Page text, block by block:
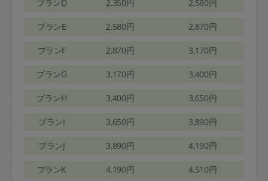
プランD 2,350円 2,580円
プランE 2,580円 2,870円
プランF 2,870円 3,170円
プランG 3,170円 3,400円
プランH 3,400円 3,650円
プランI 3,650円 3,890円
プランJ 3,890円 4,190円
プランK 4,190円 4,510円